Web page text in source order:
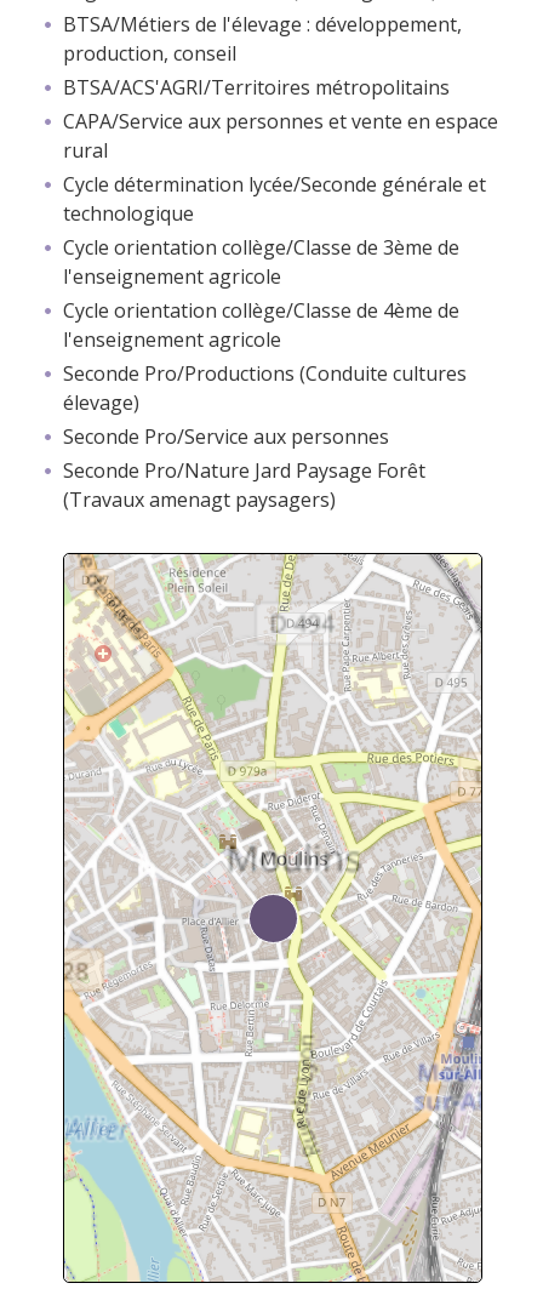
BTSA/Métiers de l'élevage : développement,
production, conseil
BTSA/ACS'AGRI/Territoires métropolitains
CAPA/Service aux personnes et vente en espace
rural
Cycle détermination lycée/Seconde générale et
technologique
Cycle orientation collège/Classe de 3ème de
l'enseignement agricole
Cycle orientation collège/Classe de 4ème de
l'enseignement agricole
Seconde Pro/Productions (Conduite cultures
élevage)
Seconde Pro/Service aux personnes
Seconde Pro/Nature Jard Paysage Forêt
(Travaux amenagt paysagers)